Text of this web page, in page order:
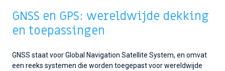
GNSS en GPS: wereldwijde dekking
en toepassingen
GNSS staat voor Global Navigation Satellite System, en omvat
een reeks systemen die worden toegepast voor wereldwijde